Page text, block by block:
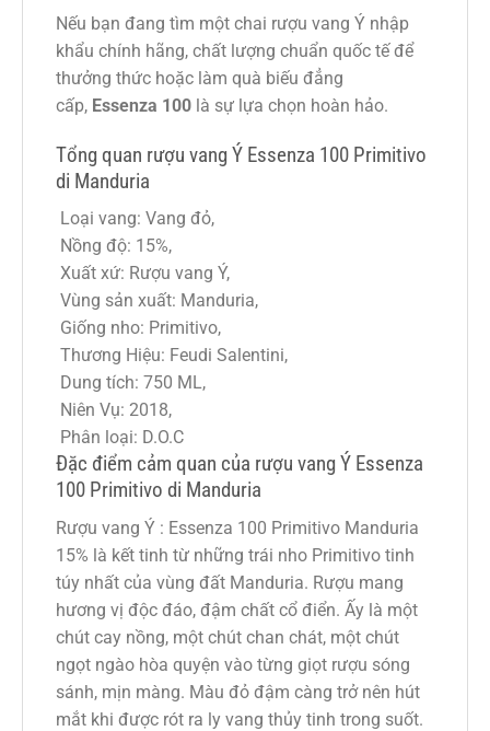
Nếu bạn đang tìm một chai rượu vang Ý nhập
khẩu chính hãng, chất lượng chuẩn quốc tế để
thưởng thức hoặc làm quà biếu đẳng
cấp, Essenza 100 là sự lựa chọn hoàn hảo.
Tổng quan rượu vang Ý Essenza 100 Primitivo
di Manduria
Loại vang: Vang đỏ,
Nồng độ: 15%,
Xuất xứ: Rượu vang Ý,
Vùng sản xuất: Manduria,
Giống nho: Primitivo,
Thương Hiệu: Feudi Salentini,
Dung tích: 750 ML,
Niên Vụ: 2018,
Phân loại: D.O.C
Đặc điểm cảm quan của rượu vang Ý Essenza
100 Primitivo di Manduria
Rượu vang Ý : Essenza 100 Primitivo Manduria
15% là kết tinh từ những trái nho Primitivo tinh
túy nhất của vùng đất Manduria. Rượu mang
hương vị độc đáo, đậm chất cổ điển. Ấy là một
chút cay nồng, một chút chan chát, một chút
ngọt ngào hòa quyện vào từng giọt rượu sóng
sánh, mịn màng. Màu đỏ đậm càng trở nên hút
mắt khi được rót ra ly vang thủy tinh trong suốt.